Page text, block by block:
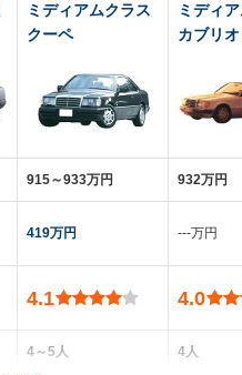
ミディアムクラス
クーペ
915～933万円
419万円
4.1
4～5人
ミディ
カブリ
932万円
‐‐‐万円
4.0
4人